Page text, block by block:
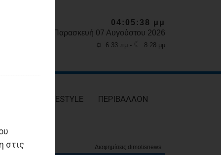
στις
04:05:39 μμ
Παρασκευή 07 Αυγούστου 2026
☼ 6:33 πμ - ☾ 8:28 μμ
LIFESTYLE ΠΕΡΙΒΑΛΛΟΝ